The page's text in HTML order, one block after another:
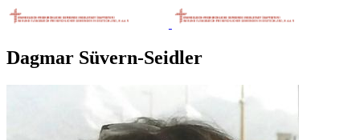
Dagmar Süvern-Seidler